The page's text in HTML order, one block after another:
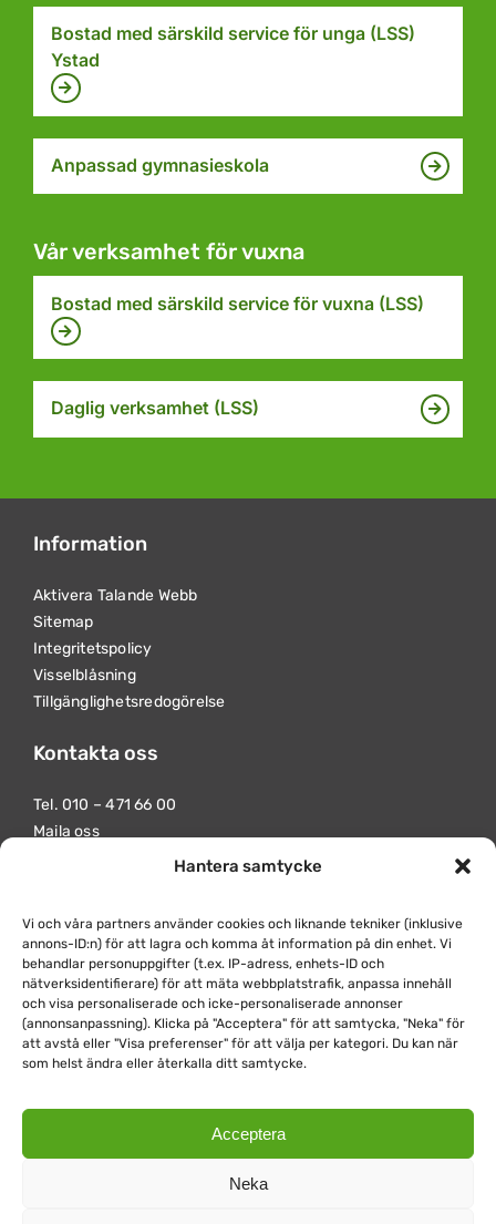
Hantera samtycke
Vi och våra partners använder cookies och liknande tekniker (inklusive
annons-ID:n) för att lagra och komma åt information på din enhet. Vi
behandlar personuppgifter (t.ex. IP-adress, enhets-ID och
nätverksidentifierare) för att mäta webbplatstrafik, anpassa innehåll
och visa personaliserade och icke-personaliserade annonser
(annonsanpassning). Klicka på "Acceptera" för att samtycka, "Neka" för
att avstå eller "Visa preferenser" för att välja per kategori. Du kan när
som helst ändra eller återkalla ditt samtycke.
Acceptera
Neka
Bostad med särskild service för unga (LSS)
Ystad
Anpassad gymnasieskola
Vår verksamhet för vuxna
Bostad med särskild service för vuxna (LSS)
Daglig verksamhet (LSS)
Information
Aktivera Talande Webb
Sitemap
Integritetspolicy
Visselblåsning
Tillgänglighetsredogörelse
Kontakta oss
Tel. 010 – 471 66 00
Maila oss
Norralundsvägen 13
612 44 Finspång
Postadress
Mo Gård
Norralundsvägen 13
612 44 Finspång